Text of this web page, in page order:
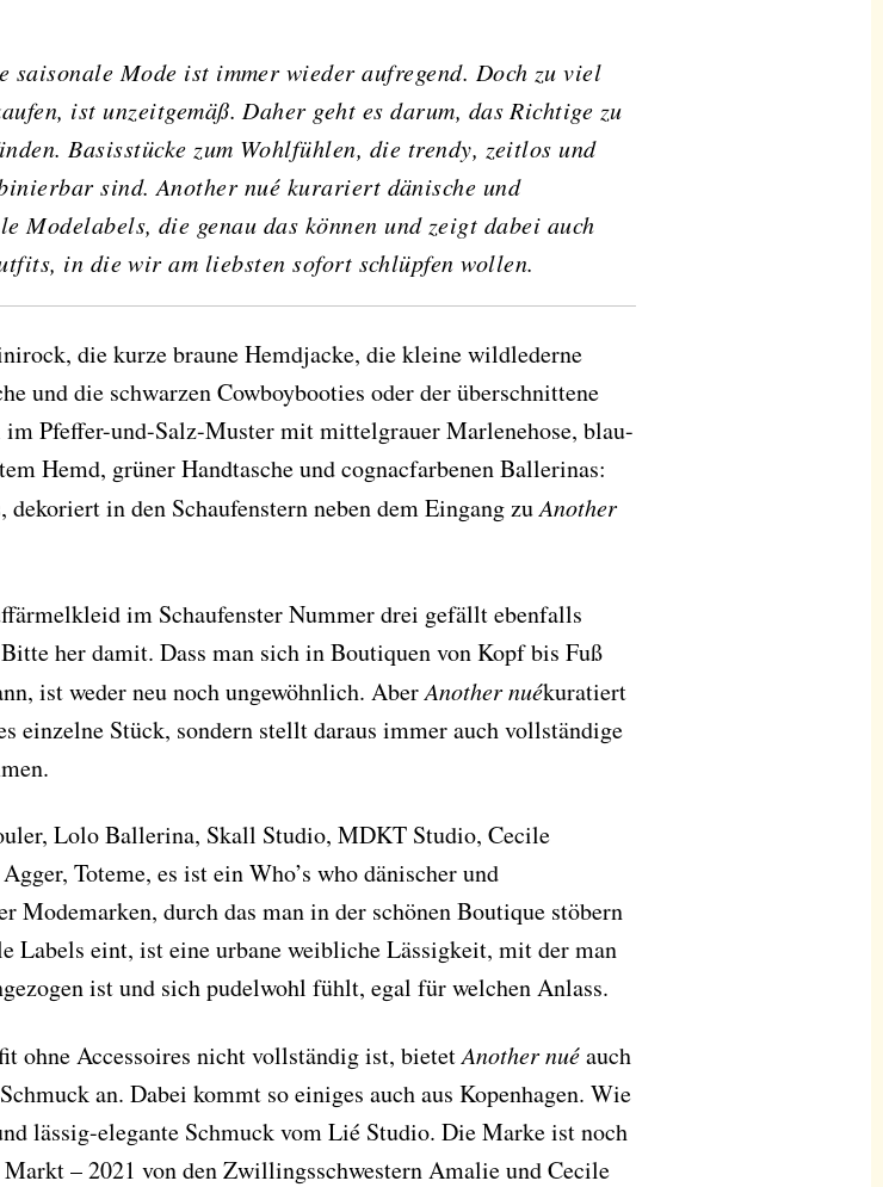
ist unzeitgemäß. Daher geht es darum, das Richtige zu
Basisstücke zum Wohlfühlen, die trendy, zeitlos und
sind. Another nué kurariert dänische und
Modelabels, die genau das können und zeigt dabei auch
in die wir am liebsten sofort schlüpfen wollen.
die kurze braune Hemdjacke, die kleine wildlederne
und die schwarzen Cowboybooties oder der überschnittene
Pfeffer-und-Salz-Muster mit mittelgrauer Marlenehose, blau-
Hemd, grüner Handtasche und cognacfarbenen Ballerinas:
dekoriert in den Schaufenstern neben dem Eingang zuAnother
im Schaufenster Nummer drei gefällt ebenfalls
her damit. Dass man sich in Boutiquen von Kopf bis Fuß
ist weder neu noch ungewöhnlich. AberAnother nuékuratiert
einzelne Stück, sondern stellt daraus immer auch vollständige
Lolo Ballerina, Skall Studio, MDKT Studio, Cecile
Toteme, es ist ein Who’s who dänischer und
Modemarken, durch das man in der schönen Boutique stöbern
Labels eint, ist eine urbane weibliche Lässigkeit, mit der man
ist und sich pudelwohl fühlt, egal für welchen Anlass.
ohne Accessoires nicht vollständig ist, bietetAnother nuéauch
an. Dabei kommt so einiges auch aus Kopenhagen. Wie
lässig-elegante Schmuck vom Lié Studio. Die Marke ist noch
Markt – 2021 von den Zwillingsschwestern Amalie und Cecile